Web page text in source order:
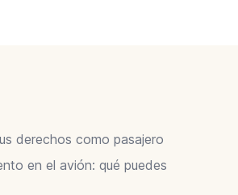
derechos como pasajero
en el avión: qué puedes